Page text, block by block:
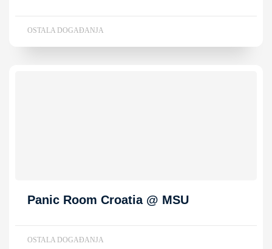
OSTALA DOGAĐANJA
Panic Room Croatia @ MSU
OSTALA DOGAĐANJA